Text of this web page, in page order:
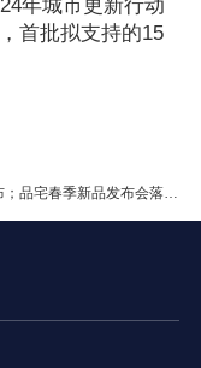
年城市更新行动
首批拟支持的15
下一篇: 月见内装 |《装配式住宅设计选型标准》发布；品宅春季新品发布会落幕；汉庭3.5搭载装配式内装